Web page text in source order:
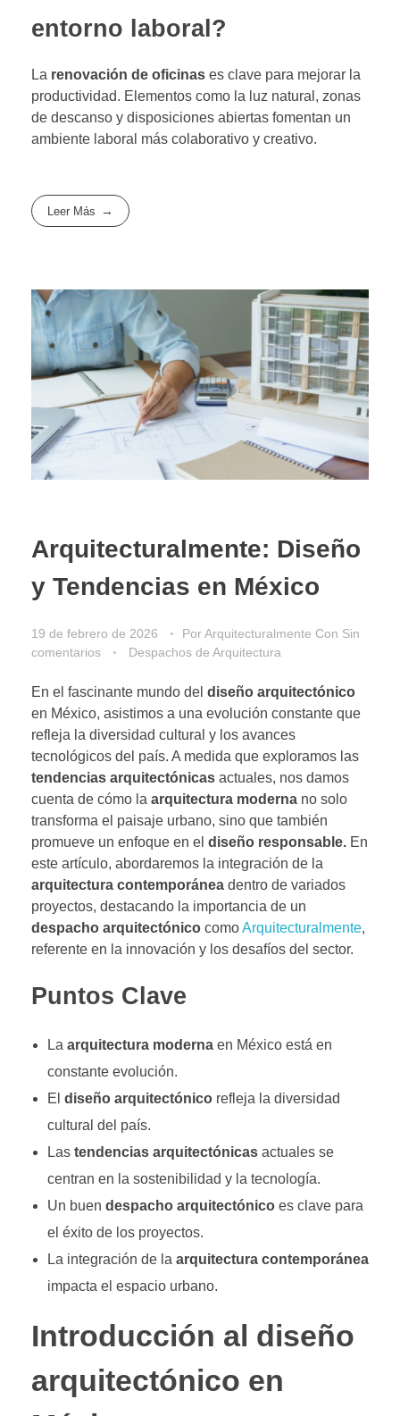
entorno laboral?
La renovación de oficinas es clave para mejorar la
productividad. Elementos como la luz natural, zonas
de descanso y disposiciones abiertas fomentan un
ambiente laboral más colaborativo y creativo.
Leer Más
Arquitecturalmente: Diseño
y Tendencias en México
19 de febrero de 2026 PorArquitecturalmente Con Sin
comentarios
Despachos de Arquitectura
En el fascinante mundo del diseño arquitectónico
en México, asistimos a una evolución constante que
refleja la diversidad cultural y los avances
tecnológicos del país. A medida que exploramos las
tendencias arquitectónicas actuales, nos damos
cuenta de cómo la arquitectura moderna no solo
transforma el paisaje urbano, sino que también
promueve un enfoque en el diseño responsable. En
este artículo, abordaremos la integración de la
arquitectura contemporánea dentro de variados
proyectos, destacando la importancia de un
despacho arquitectónico comoArquitecturalmente,
referente en la innovación y los desafíos del sector.
Puntos Clave
La arquitectura modernaen México está en
constante evolución.
El diseño arquitectónicorefleja la diversidad
cultural del país.
Las tendencias arquitectónicasactuales se
centran en la sostenibilidad y la tecnología.
Un buen despacho arquitectónicoes clave para
el éxito de los proyectos.
La integración de la arquitectura contemporánea
impacta el espacio urbano.
Introducción al diseño
arquitectónico en